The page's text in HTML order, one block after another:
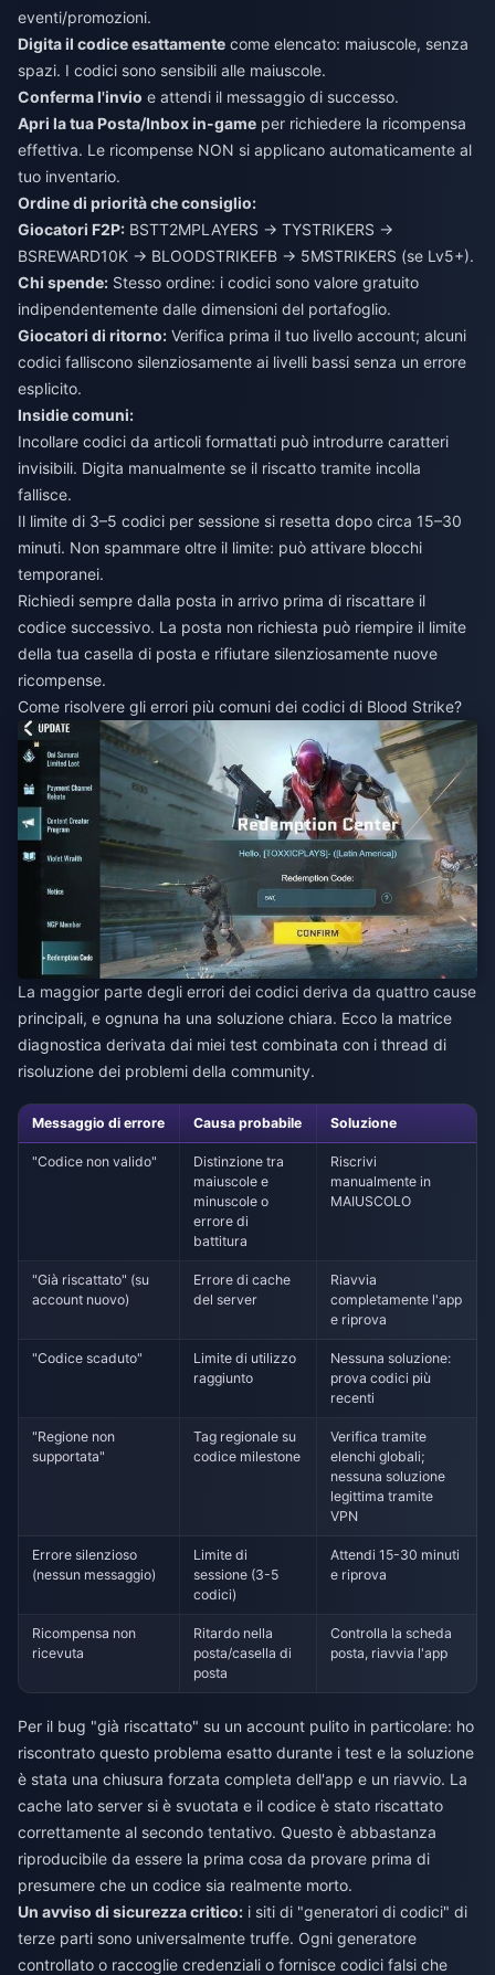
eventi/promozioni.
Digita il codice esattamente come elencato: maiuscole, senza
spazi. I codici sono sensibili alle maiuscole.
Conferma l'invio e attendi il messaggio di successo.
Apri la tua Posta/Inbox in-game per richiedere la ricompensa
effettiva. Le ricompense NON si applicano automaticamente al
tuo inventario.
Ordine di priorità che consiglio:
Giocatori F2P: BSTT2MPLAYERS → TYSTRIKERS →
BSREWARD10K → BLOODSTRIKEFB → 5MSTRIKERS (se Lv5+).
Chi spende: Stesso ordine: i codici sono valore gratuito
indipendentemente dalle dimensioni del portafoglio.
Giocatori di ritorno: Verifica prima il tuo livello account; alcuni
codici falliscono silenziosamente ai livelli bassi senza un errore
esplicito.
Insidie comuni:
Incollare codici da articoli formattati può introdurre caratteri
invisibili. Digita manualmente se il riscatto tramite incolla
fallisce.
Il limite di 3–5 codici per sessione si resetta dopo circa 15–30
minuti. Non spammare oltre il limite: può attivare blocchi
temporanei.
Richiedi sempre dalla posta in arrivo prima di riscattare il
codice successivo. La posta non richiesta può riempire il limite
della tua casella di posta e rifiutare silenziosamente nuove
ricompense.
Come risolvere gli errori più comuni dei codici di Blood Strike?
La maggior parte degli errori dei codici deriva da quattro cause
principali, e ognuna ha una soluzione chiara. Ecco la matrice
diagnostica derivata dai miei test combinata con i thread di
risoluzione dei problemi della community.
Messaggio di errore Causa probabile Soluzione
"Codice non valido"
Distinzione tra
maiuscole e
minuscole o
errore di
battitura
Riscrivi
manualmente in
MAIUSCOLO
"Già riscattato" (su
account nuovo)
Errore di cache
del server
Riavvia
completamente l'app
e riprova
"Codice scaduto"
Limite di utilizzo
raggiunto
Nessuna soluzione:
prova codici più
recenti
"Regione non
supportata"
Tag regionale su
codice milestone
Verifica tramite
elenchi globali;
nessuna soluzione
legittima tramite
VPN
Errore silenzioso
(nessun messaggio)
Limite di
sessione (3-5
codici)
Attendi 15-30 minuti
e riprova
Ricompensa non
ricevuta
Ritardo nella
posta/casella di
posta
Controlla la scheda
posta, riavvia l'app
Per il bug "già riscattato" su un account pulito in particolare: ho
riscontrato questo problema esatto durante i test e la soluzione
è stata una chiusura forzata completa dell'app e un riavvio. La
cache lato server si è svuotata e il codice è stato riscattato
correttamente al secondo tentativo. Questo è abbastanza
riproducibile da essere la prima cosa da provare prima di
presumere che un codice sia realmente morto.
Un avviso di sicurezza critico: i siti di "generatori di codici" di
terze parti sono universalmente truffe. Ogni generatore
controllato o raccoglie credenziali o fornisce codici falsi che